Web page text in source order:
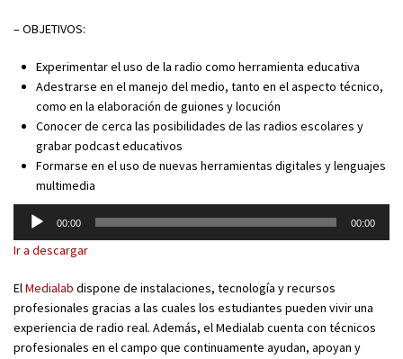
– OBJETIVOS:
Experimentar el uso de la radio como herramienta educativa
Adestrarse en el manejo del medio, tanto en el aspecto técnico,
como en la elaboración de guiones y locución
Conocer de cerca las posibilidades de las radios escolares y
grabar podcast educativos
Formarse en el uso de nuevas herramientas digitales y lenguajes
multimedia
Reproductor
audio
00:00 00:00
Ir a descargar
El Medialab dispone de instalaciones, tecnología y recursos
profesionales gracias a las cuales los estudiantes pueden vivir una
experiencia de radio real. Además, el Medialab cuenta con técnicos
profesionales en el campo que continuamente ayudan, apoyan y